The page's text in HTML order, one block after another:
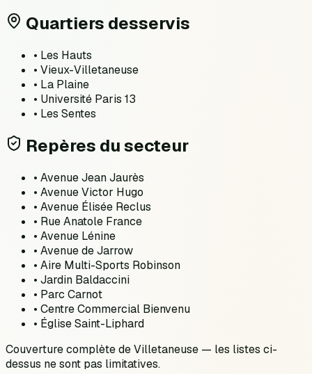
Quartiers desservis
• Les Hauts
• Vieux-Villetaneuse
• La Plaine
• Université Paris 13
• Les Sentes
Repères du secteur
• Avenue Jean Jaurès
• Avenue Victor Hugo
• Avenue Élisée Reclus
• Rue Anatole France
• Avenue Lénine
• Avenue de Jarrow
• Aire Multi-Sports Robinson
• Jardin Baldaccini
• Parc Carnot
• Centre Commercial Bienvenu
• Église Saint-Liphard
Couverture complète deVilletaneuse — les listes ci-
dessus ne sont pas limitatives.